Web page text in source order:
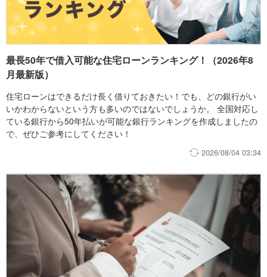
最長50年で借入可能な住宅ローンランキング！（2026年8
月最新版）
住宅ローンはできるだけ長く借りておきたい！でも、どの銀行がい
いかわからないという方も多いのではないでしょうか。 全国対応し
ている銀行から50年払いが可能な銀行ランキングを作成しましたの
で、ぜひご参考にしてください！
2026/08/04 03:34